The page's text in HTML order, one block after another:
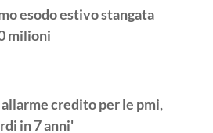
esodo estivo stangata
milioni
credito per le pmi,
in 7 anni'